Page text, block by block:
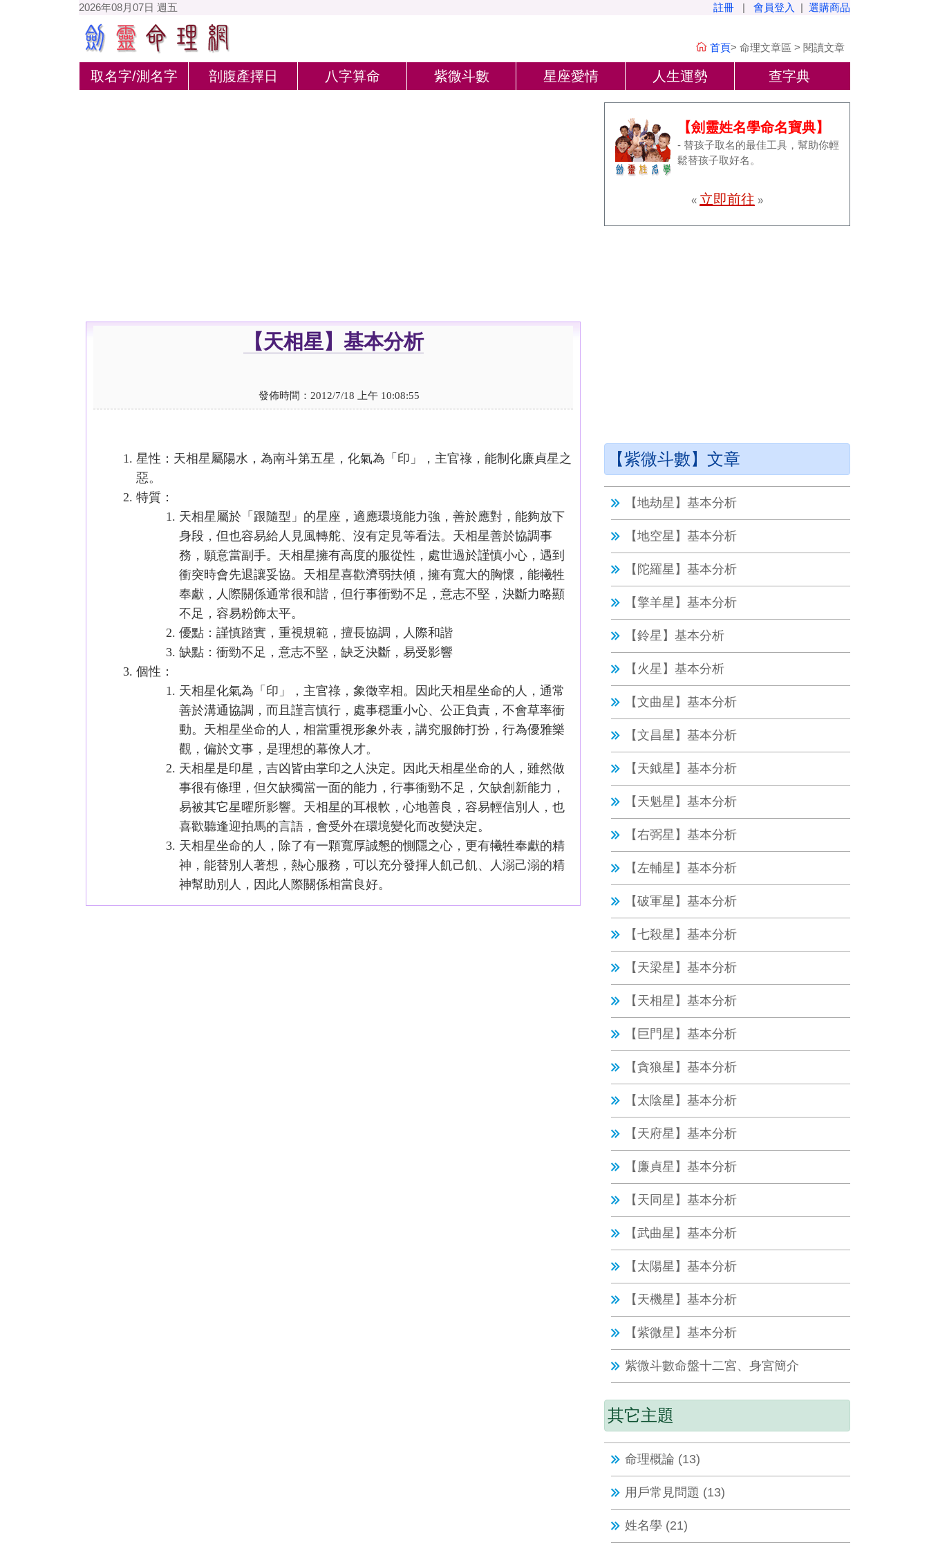
2026年08月07日 週五 註冊 | 會員登入 | 選購商品
首頁> 命理文章區 > 閱讀文章
取名字/測名字 剖腹產擇日 八字算命 紫微斗數 星座愛情 人生運勢 查字典
【天相星】基本分析
發佈時間：2012/7/18 上午 10:08:55
星性：天相星屬陽水，為南斗第五星，化氣為「印」，主官祿，能制化廉貞星之
惡。
特質：
天相星屬於「跟隨型」的星座，適應環境能力強，善於應對，能夠放下
身段，但也容易給人見風轉舵、沒有定見等看法。天相星善於協調事
務，願意當副手。天相星擁有高度的服從性，處世過於謹慎小心，遇到
衝突時會先退讓妥協。天相星喜歡濟弱扶傾，擁有寬大的胸懷，能犧牲
奉獻，人際關係通常很和諧，但行事衝勁不足，意志不堅，決斷力略顯
不足，容易粉飾太平。
優點：謹慎踏實，重視規範，擅長協調，人際和諧
缺點：衝勁不足，意志不堅，缺乏決斷，易受影響
個性：
天相星化氣為「印」，主官祿，象徵宰相。因此天相星坐命的人，通常
善於溝通協調，而且謹言慎行，處事穩重小心、公正負責，不會草率衝
動。天相星坐命的人，相當重視形象外表，講究服飾打扮，行為優雅樂
觀，偏於文事，是理想的幕僚人才。
天相星是印星，吉凶皆由掌印之人決定。因此天相星坐命的人，雖然做
事很有條理，但欠缺獨當一面的能力，行事衝勁不足，欠缺創新能力，
易被其它星曜所影響。天相星的耳根軟，心地善良，容易輕信別人，也
喜歡聽逢迎拍馬的言語，會受外在環境變化而改變決定。
天相星坐命的人，除了有一顆寬厚誠懇的惻隱之心，更有犧牲奉獻的精
神，能替別人著想，熱心服務，可以充分發揮人飢己飢、人溺己溺的精
神幫助別人，因此人際關係相當良好。
【劍靈姓名學命名寶典】
- 替孩子取名的最佳工具，幫助你輕
鬆替孩子取好名。
« 立即前往 »
【紫微斗數】文章
【地劫星】基本分析
【地空星】基本分析
【陀羅星】基本分析
【擎羊星】基本分析
【鈴星】基本分析
【火星】基本分析
【文曲星】基本分析
【文昌星】基本分析
【天鉞星】基本分析
【天魁星】基本分析
【右弼星】基本分析
【左輔星】基本分析
【破軍星】基本分析
【七殺星】基本分析
【天梁星】基本分析
【天相星】基本分析
【巨門星】基本分析
【貪狼星】基本分析
【太陰星】基本分析
【天府星】基本分析
【廉貞星】基本分析
【天同星】基本分析
【武曲星】基本分析
【太陽星】基本分析
【天機星】基本分析
【紫微星】基本分析
紫微斗數命盤十二宮、身宮簡介
其它主題
命理概論 (13)
用戶常見問題 (13)
姓名學 (21)